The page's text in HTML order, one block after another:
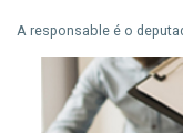
A responsable é o